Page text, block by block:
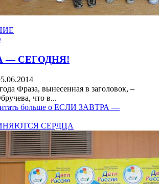
— СЕГОДНЯ!
Фраза, вынесенная в заголовок, –
что в...
больше о ЕСЛИ ЗАВТРА —
СЕРДЦА